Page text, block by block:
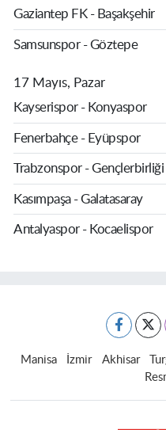
Gaziantep FK - Başakşehir
Samsunspor - Göztepe
17 Mayıs, Pazar
Kayserispor - Konyaspor
Fenerbahçe - Eyüpspor
Trabzonspor - Gençlerbirliği
Kasımpaşa - Galatasaray
Antalyaspor - Kocaelispor
Manisa İzmir Akhisar